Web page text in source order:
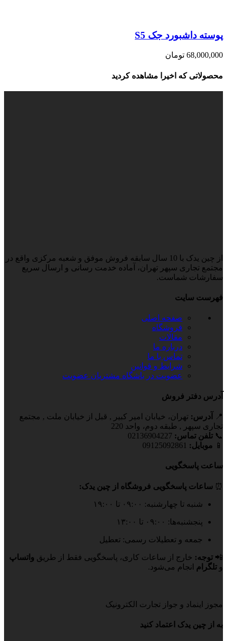
پوسته داشبورد جک S5
68,000,000 تومان
محصولاتی که اخیرا مشاهده کردید
از چین یدک با 10 سال سابقه فروش موفق و شعبه مرکزی واقع در
مجتمع تجاری سپهر تهران، آماده خدمت رسانی و ارسال سریع
سفارشات شماست.
فهرست سایت
صفحه اصلی
فروشگاه
مقالات
درباره ما
تماس با ما
شرایط و قوانین
عضویت در باشگاه مشتریان عضویت
آدرس دفتر فروش
📍 آدرس: تهران، خیابان امیر کبیر , قبل از خیابان ملت , مجتمع
تجاری سپهر , طبقه دوم، واحد 220
📞 تلفن تماس:
📱 موبایل:
ساعت پاسخگویی
⏰ ساعات پاسخگویی فروشگاه از چین یدک:
شنبه تا چهارشنبه: ۰۹:۰۰ تا ۱۹:۰۰
پنجشنبه‌ها: ۰۹:۰۰ تا ۱۳:۰۰
جمعه و تعطیلات رسمی: تعطیل
📲 توجه: خارج از ساعات کاری، پاسخگویی فقط از طریق واتساپ
و تلگرام انجام می‌شود.
مجوز اینماد و جواز تجارت الکترونیک
به از چین یدک اعتماد کنید